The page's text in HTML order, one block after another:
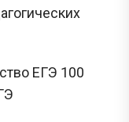
ЕГЭ 100